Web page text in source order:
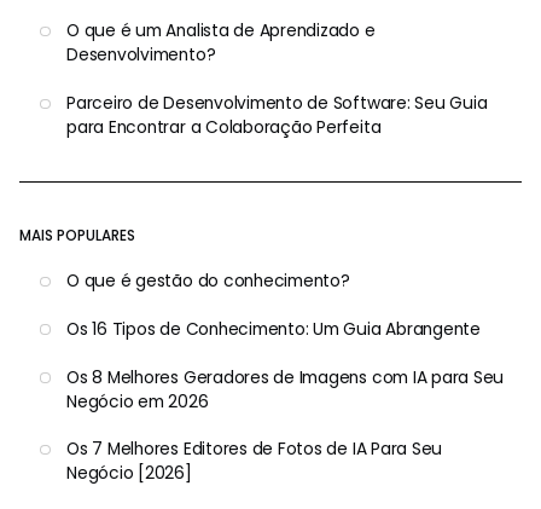
O que é um Analista de Aprendizado e
Desenvolvimento?
Parceiro de Desenvolvimento de Software: Seu Guia
para Encontrar a Colaboração Perfeita
MAIS POPULARES
O que é gestão do conhecimento?
Os 16 Tipos de Conhecimento: Um Guia Abrangente
Os 8 Melhores Geradores de Imagens com IA para Seu
Negócio em 2026
Os 7 Melhores Editores de Fotos de IA Para Seu
Negócio [2026]